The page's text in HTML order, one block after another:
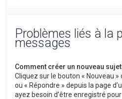
Problèmes liés à la
messages
Comment créer un nouveau
Cliquez sur le bouton « Nouveau »
ou « Répondre » depuis la page
ayez besoin d’être enregistré